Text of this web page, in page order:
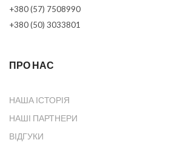
+380 (57) 7508990
+380 (50) 3033801
ПРО НАС
НАША ІСТОРІЯ
НАШІ ПАРТНЕРИ
ВІДГУКИ